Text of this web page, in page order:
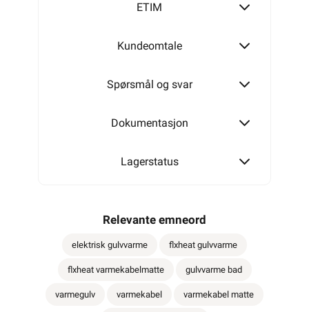
ETIM
Kundeomtale
Spørsmål og svar
Dokumentasjon
Lagerstatus
Relevante emneord
elektrisk gulvvarme flxheat gulvvarme
flxheat varmekabelmatte gulvvarme bad
varmegulv varmekabel varmekabel matte